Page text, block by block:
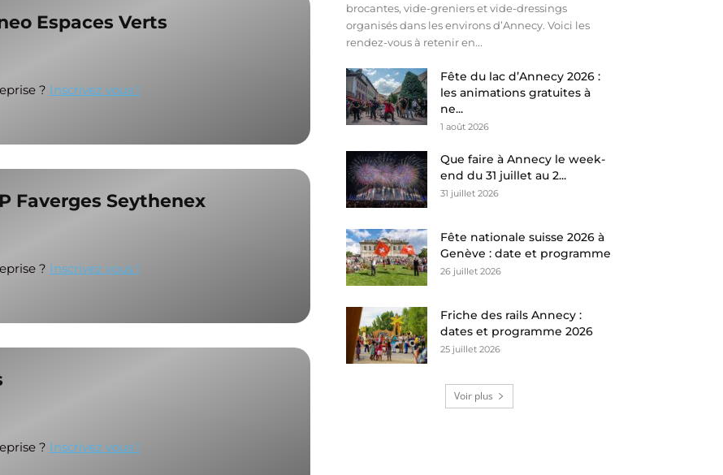
Espaces Verts
? Inscrivez vous !
Faverges Seythenex
? Inscrivez vous !
? Inscrivez vous !
brocantes, vide-greniers et vide-dressings
organisés dans les environs d’Annecy. Voici les
rendez-vous à retenir en...
Fête du lac d’Annecy 2026 :
les animations gratuites à
ne...
1 août 2026
Que faire à Annecy le week-
end du 31 juillet au 2...
31 juillet 2026
Fête nationale suisse 2026 à
Genève : date et programme
26 juillet 2026
Friche des rails Annecy :
dates et programme 2026
25 juillet 2026
Voir plus